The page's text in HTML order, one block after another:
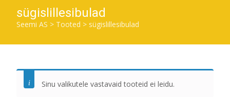
sügislillesibulad
Seemi AS > Tooted > sügislillesibulad
Sinu valikutele vastavaid tooteid ei leidu.